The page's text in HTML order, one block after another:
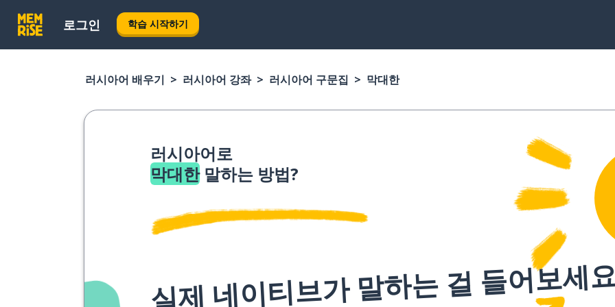
로그인 학습 시작하기
러시아어 배우기 러시아어 강좌 러시아어 구문집 막대한
러시아어로
막대한말하는 방법?
실제 네이티브가 말하는 걸 들어보세